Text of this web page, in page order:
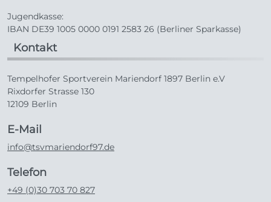
Jugendkasse:
IBAN DE39 1005 0000 0191 2583 26 (Berliner Sparkasse)
Kontakt
Tempelhofer Sportverein Mariendorf 1897 Berlin e.V
Rixdorfer Strasse 130
12109 Berlin
E-Mail
info@tsvmariendorf97.de
Telefon
+49 (0)30 703 70 827